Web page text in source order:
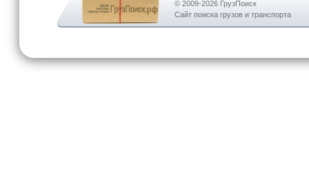
© 2009-2026 ГрузПоиск
Сайт поиска грузов и транспорта